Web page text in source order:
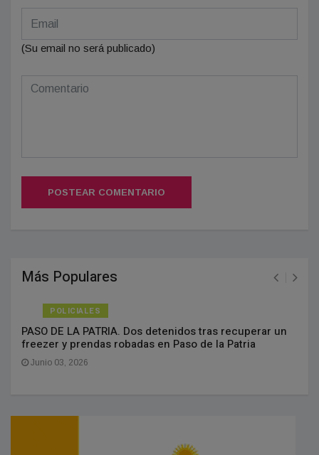
(Su email no será publicado)
POSTEAR COMENTARIO
Más Populares
POLICIALES
PASO DE LA PATRIA. Dos detenidos tras recuperar un
freezer y prendas robadas en Paso de la Patria
Junio 03, 2026